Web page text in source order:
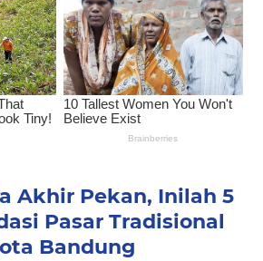
Akhir Pekan, Inilah 5
Pasar Tradisional
Bandung